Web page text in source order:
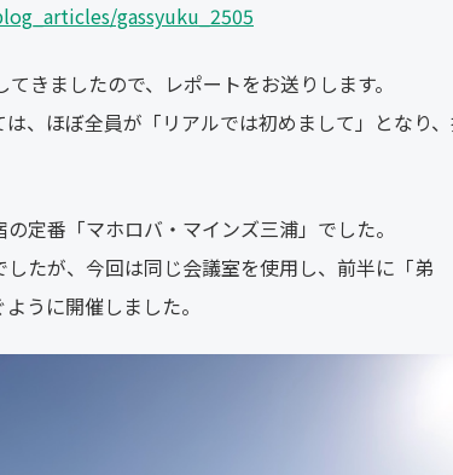
gassyuku_2505
きましたので、レポートをお送りします。
は、ほぼ全員が「リアルでは初めまして」となり
定番「マホロバ・マインズ三浦」でした。
たが、今回は同じ会議室を使用し、前半に「弟
うに開催しました。